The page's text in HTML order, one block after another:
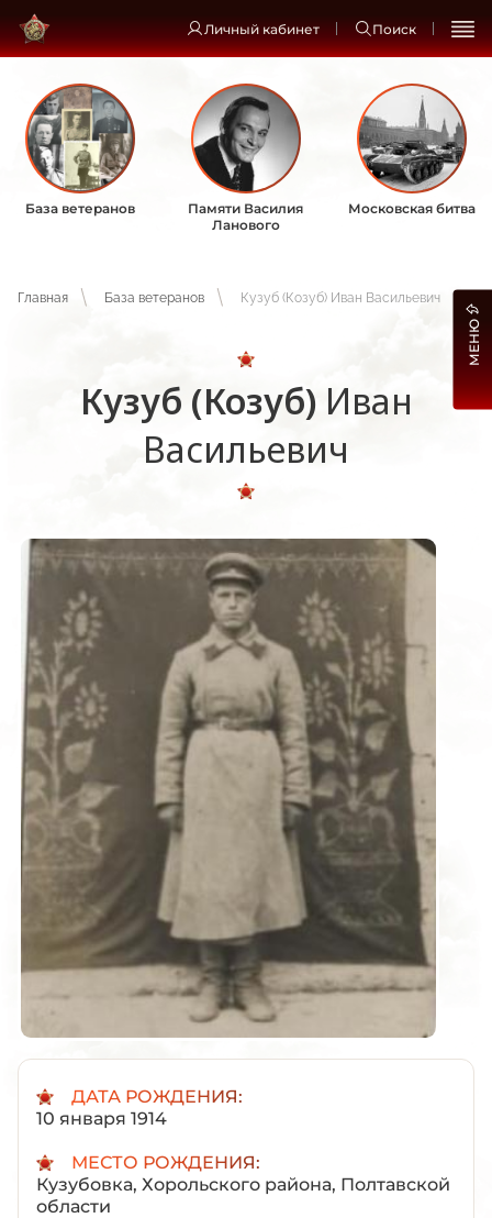
Личный кабинет Поиск
База ветеранов
Памяти Василия
Ланового
Московская битва
Главная База ветеранов Кузуб (Козуб) Иван Васильевич
Кузуб (Козуб) Иван
Васильевич
ДАТА РОЖДЕНИЯ:
10 января 1914
МЕСТО РОЖДЕНИЯ:
Кузубовка, Хорольского района, Полтавской
области
МЕНЮ